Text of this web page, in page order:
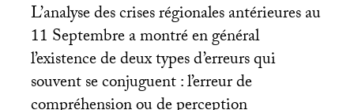
L’analyse des crises régionales antérieures au
11 Septembre a montré en général
l’existence de deux types d’erreurs qui
souvent se conjuguent : l’erreur de